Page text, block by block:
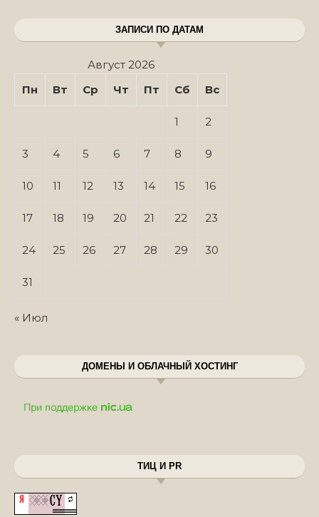
ЗАПИСИ ПО ДАТАМ
Август 2026
Пн
Вт Ср Чт Пт Сб Вс
1 2
3 4 5 6 7 8 9
10 11 12 13 14 15 16
17 18 19 20 21 22 23
24 25 26 27 28 29 30
31
« Июл
ДОМЕНЫ И ОБЛАЧНЫЙ ХОСТИНГ
ТИЦ И PR